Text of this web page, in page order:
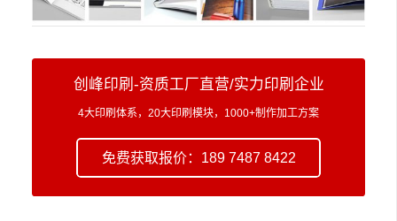
创峰印刷-资质工厂直营/实力印刷企业
4大印刷体系，20大印刷模块，1000+制作加工方案
免费获取报价：189 7487 8422